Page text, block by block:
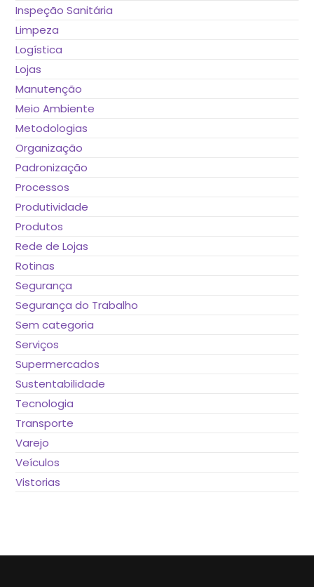
Inspeção Sanitária
Limpeza
Logística
Lojas
Manutenção
Meio Ambiente
Metodologias
Organização
Padronização
Processos
Produtividade
Produtos
Rede de Lojas
Rotinas
Segurança
Segurança do Trabalho
Sem categoria
Serviços
Supermercados
Sustentabilidade
Tecnologia
Transporte
Varejo
Veículos
Vistorias